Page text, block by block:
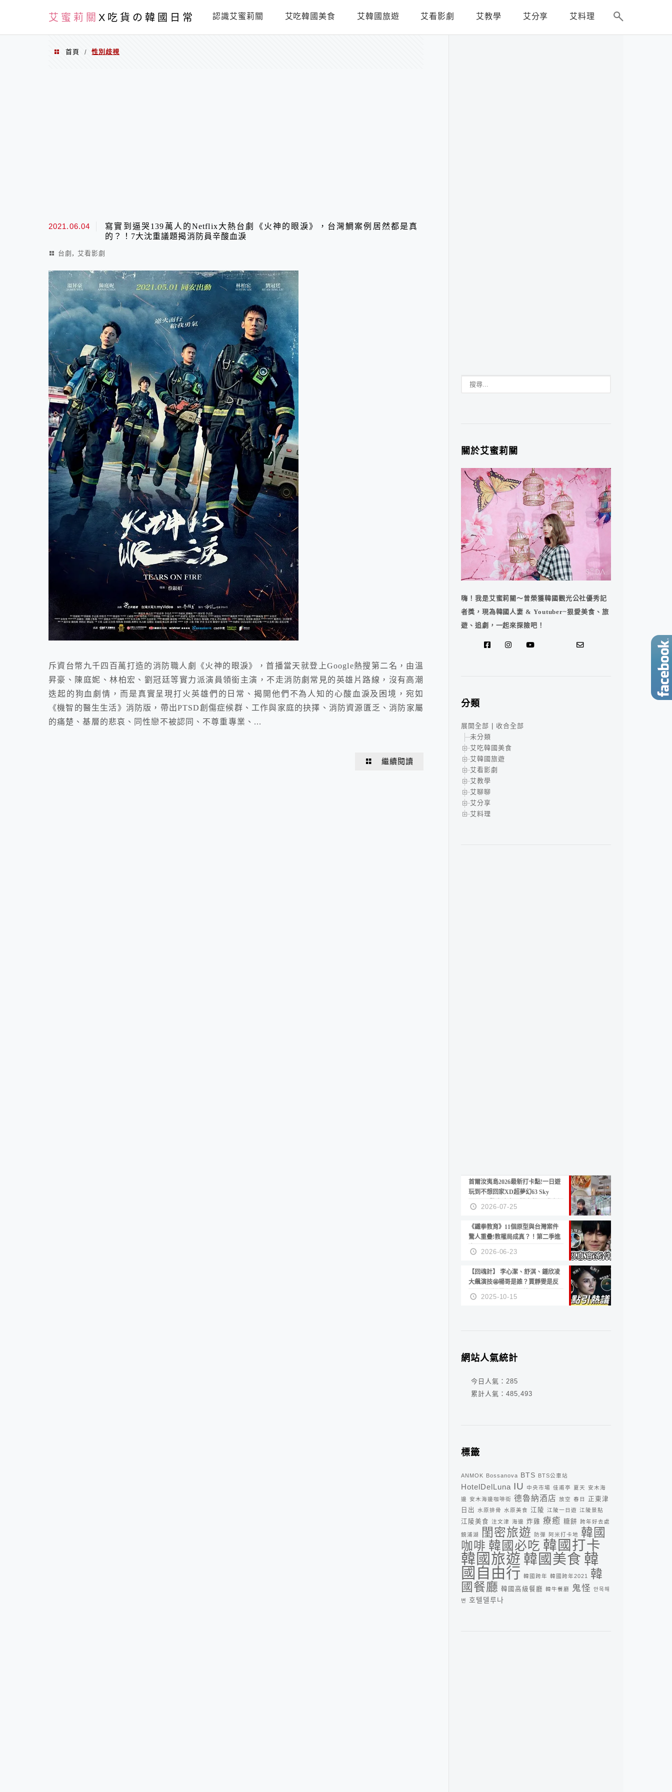
艾蜜莉關 X吃貨の韓國日常 認識艾蜜莉關 艾吃韓國美食 艾韓國旅遊 艾看影劇 艾教學 艾分享 艾料理
首頁 / 性別歧視
2021.06.04
寫實到逼哭139萬人的Netflix大熱台劇《火神的眼淚》，台灣鯛案例居然都是真
的？！7大沈重議題揭消防員辛酸血淚
台劇 , 艾看影劇
斥資台幣九千四百萬打造的消防職人劇《火神的眼淚》，首播當天就登上Google熱搜第二名，由溫
昇豪、陳庭妮、林柏宏、劉冠廷等實力派演員領銜主演，不走消防劇常見的英雄片路線，沒有高潮
迭起的狗血劇情，而是真實呈現打火英雄們的日常、揭開他們不為人知的心酸血淚及困境，宛如
《機智的醫生生活》消防版，帶出PTSD創傷症候群、工作與家庭的抉擇、消防資源匱乏、消防家屬
的痛楚、基層的悲哀、同性戀不被認同、不尊重專業、...
繼續閱讀
關於艾蜜莉關
嗨！我是艾蜜莉關～曾榮獲韓國觀光公社優秀記
者獎，現為韓國人妻 & Youtuber~狠愛美食、旅
遊、追劇，一起來探險吧！
分類
展開全部
收合全部
未分類
艾吃韓國美食
艾韓國旅遊
艾看影劇
艾教學
艾聊聊
艾分享
艾料理
首爾汝夷島2026最新打卡點!一日遊
玩到不想回家XD超夢幻63 Sky
Picnic、鷺良津帝王蟹大餐、《淚之
女王》拍攝地、漢江公園免費玩水
2026-07-25
《鐵拳教育》11個原型與台灣案件
驚人重疊!教權局成真？！第二季進
度？😍
2026-06-23
【回魂計】 李心潔、舒淇、鍾欣凌
大飆演技🤩楊哥是誰？賈靜雯是反
派？死刑還是私刑正義
2025-10-15
網站人氣統計
今日人氣： 285
累計人氣： 485,493
標籤
ANMOK Bossanova BTS BTS公車站
HotelDelLuna IU 中央市場 佳甫亭 夏天 安木海
邊 安木海邊咖啡街 德魯納酒店 放空 春日
正東津
日出 水原排骨 水原美食 江陵 江陵一日遊 江陵景點
江陵美食 注文津 海邊 炸雞 療癒 糖餅 跨年好去處
鏡浦湖 閨密旅遊 防彈 阿米打卡地
韓國
咖啡 韓國必吃 韓國打卡
韓國旅遊 韓國美食 韓
國自由行 韓國跨年 韓國跨年2021
韓
國餐廳 韓國高級餐廳 韓牛餐廳 鬼怪 안목해
변
호텔델루나